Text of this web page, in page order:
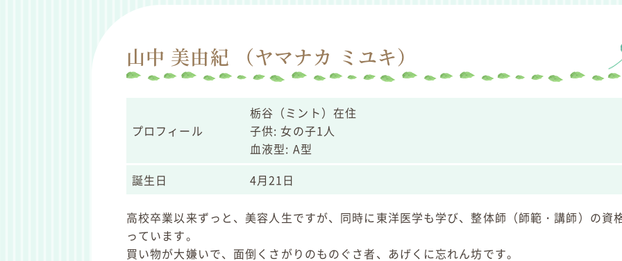
山中 美由紀 （ヤマナカ ミユキ）
プロフィール
栃谷（ミント）在住
子供: 女の子1人
血液型: A型
誕生日
4月21日
高校卒業以来ずっと、美容人生ですが、同時に東洋医学も学び、整体師（師範・講師）の資
っています。
買い物が大嫌いで、面倒くさがりのものぐさ者、あげくに忘れん坊です。